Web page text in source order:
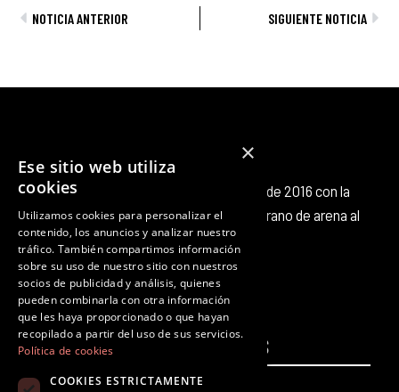
AntNOTICIA ANTERIOR SIGUIENTE NOTICIA
Octubre Producciones nace en octubre de 2016 con la
intención de aportar nuestro pequeño grano de arena al
panorama cultural existente.
F
a
c
e
b
T
w
i
t
t
I
n
s
t
a
Y
o
u
t
u
L
i
n
k
e
T
k
o
PÁGINAS
Inicio
LEGALES
Aviso legal
×
Ese sitio web utiliza
cookies
Utilizamos cookies para personalizar el
contenido, los anuncios y analizar nuestro
tráfico. También compartimos información
sobre su uso de nuestro sitio con nuestros
socios de publicidad y análisis, quienes
pueden combinarla con otra información
que les haya proporcionado o que hayan
recopilado a partir del uso de sus servicios.
Política de cookies
COOKIES ESTRICTAMENTE